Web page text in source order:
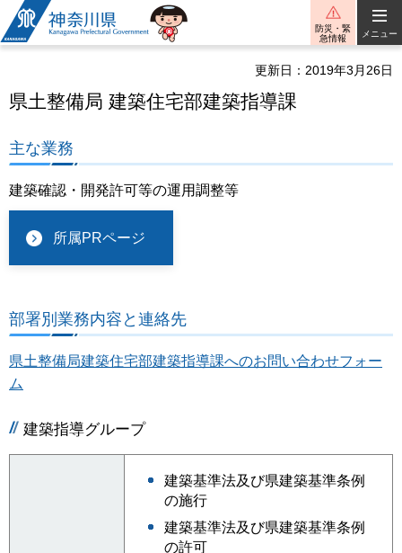
神奈川県
防災・緊
急情報
メニュー
更新日：2019年3月26日
県土整備局 建築住宅部建築指導課
主な業務
建築確認・開発許可等の運用調整等
所属PRページ
部署別業務内容と連絡先
県土整備局建築住宅部建築指導課へのお問い合わせフォー
ム
建築指導グループ
建築基準法及び県建築基準条例
の施行
建築基準法及び県建築基準条例
の許可